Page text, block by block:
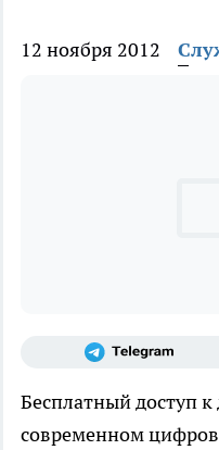
12 ноября 2012
Бесплатный доступ к
современном